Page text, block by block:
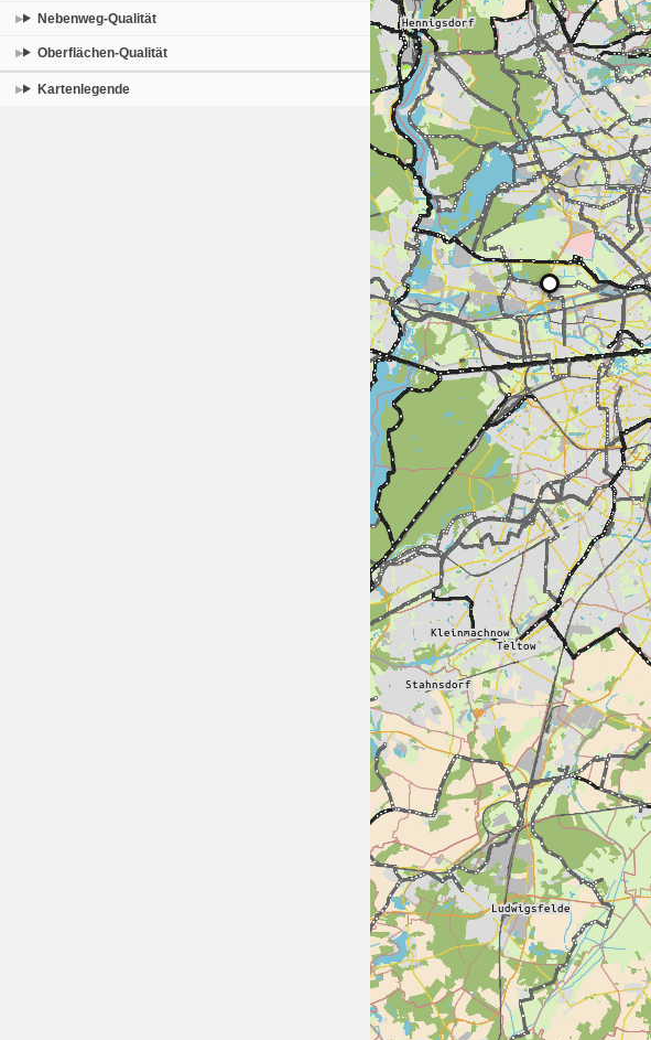
Nebenweg-Qualität
Oberflächen-Qualität
Kartenlegende